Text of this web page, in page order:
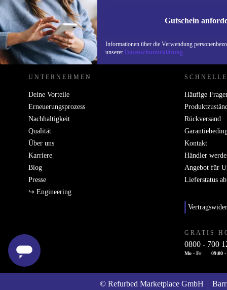
Gutschein
Informationen über die Verwendung
unserer Datenschutzerklärung
REFURBED DEUTSCHLAND - RETHINK NEW.
UNTERNEHMEN
Deine Vorteile
Erneuerungsprozess
Nachhaltigkeit
Qualität
Über uns
Karriere
Blog
Presse
↪ Engineering
Häufige
Rückversand
Kontakt
Händler
Angebot für
Lieferstatus
GRATIS
0800 - 700
Mo - Fr 09:00 -
© Refurbed Marketplace GmbH